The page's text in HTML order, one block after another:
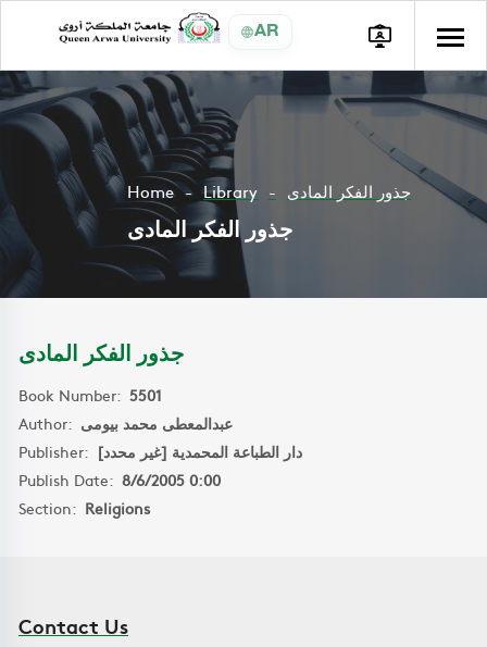
AR
Home Library جذور الفكر المادى
جذور الفكر المادى
جذور الفكر المادى
Book Number: 5501
Author: عبدالمعطى محمد بيومى
Publisher: دار الطباعة المحمدية [غير محدد]
Publish Date: 8/6/2005 0:00
Section: Religions
Contact Us